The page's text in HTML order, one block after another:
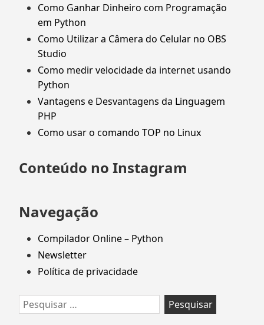
Como Ganhar Dinheiro com Programação
em Python
Como Utilizar a Câmera do Celular no OBS
Studio
Como medir velocidade da internet usando
Python
Vantagens e Desvantagens da Linguagem
PHP
Como usar o comando TOP no Linux
Conteúdo no Instagram
Navegação
Compilador Online – Python
Newsletter
Política de privacidade
Pesquisar
por: